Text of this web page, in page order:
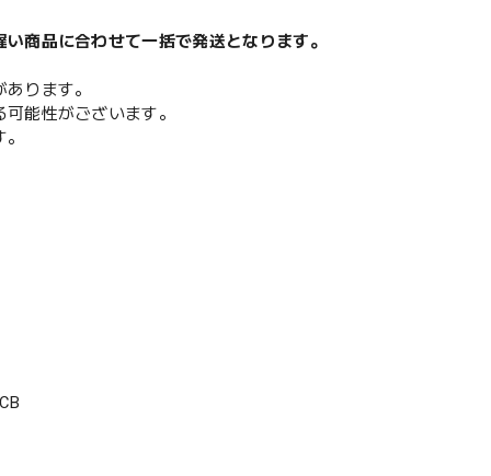
商品に合わせて一括で発送となります。
ります。
能性がございます。